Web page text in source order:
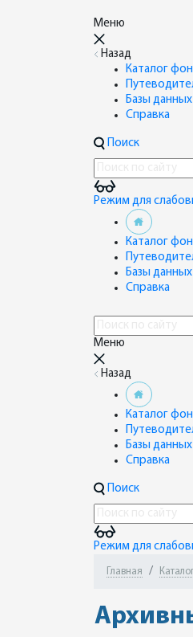
Меню
Назад
Каталог
Базы данных
Справка
Поиск
Режим для
Каталог
Базы данных
Справка
Меню
Назад
Каталог
Базы данных
Справка
Поиск
Режим для
Главная